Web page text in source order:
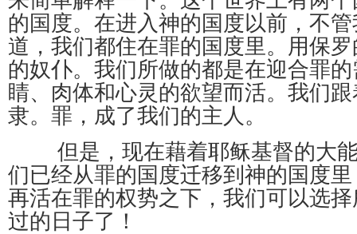
的国度。在进入神的国度以前，不
道，我们都住在罪的国度里。用保
的奴仆。我们所做的都是在迎合罪
睛、肉体和心灵的欲望而活。我们
隶。罪，成了我们的主人。
但是，现在藉着耶稣基督的大
们已经从罪的国度迁移到神的国度
再活在罪的权势之下，我们可以选
过的日子了！